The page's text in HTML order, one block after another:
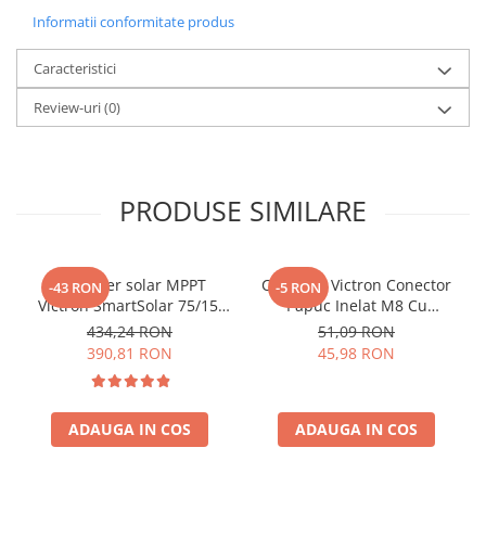
Acumulatori de stocare
Componente sisteme de balcon
Iluminat solar
Acumulatori
Acumulatori Gel
Electronice
Invertoare Tensiune
Roboti Pornire Auto
Statii de incarcare vehicule
UPS Centrale Termice
Informatii conformitate produs
Caracteristici
Review-uri(0)
PRODUSE SIMILARE
-43 RON
Controler solar MPPT
Victron SmartSolar 75/15,
15A 12V/24V, cu Bluetooth
integrat
434,24 RON
390,81 RON
ADAUGA IN COS
-5 RON
Conector Victron Conector
Papuc Inelat M8 Cu
Siguranta Fuzibila Ato De
30A Bpc900110014 M8,
siguranta (BPC900110014)
51,09 RON
45,98 RON
ADAUGA IN COS